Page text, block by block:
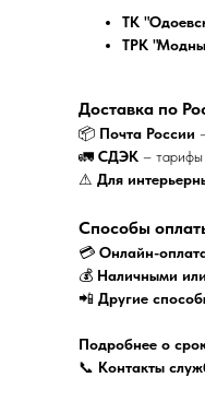
ТК
ТРК
Доставка по
📦 Почта России
🚛 СДЭК – тарифы
⚠ Для
Способы
💳 Онлайн-
💰 Наличными
📲 Другие
Подробнее о
📞 Контакты